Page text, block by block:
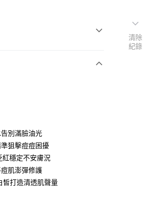
第一商業銀行
彰化商業銀行
兆豐國際商業銀行
台中商業銀行
華泰商業銀行
別滿臉油光
狙擊痘痘困擾
穩定不安膚況
肌澎彈修護
皙打造清透肌聲量
清除
紀錄